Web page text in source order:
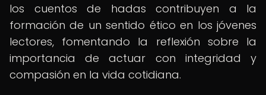
los cuentos de hadas contribuyen a la
formación de un sentido ético en los jóvenes
lectores, fomentando la reflexión sobre la
importancia de actuar con integridad y
compasión en la vida cotidiana.